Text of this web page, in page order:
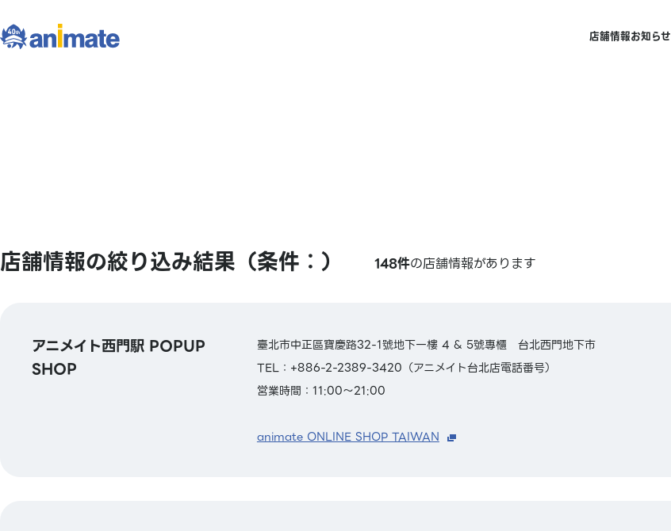
店舗情報お知らせ
店舗情報の絞り込み結果（条件：） 148件の店舗情報があります
アニメイト西門駅 POPUP
SHOP
臺北市中正區寶慶路32-1號地下一樓 4 & 5號專櫃 台北西門地下市
TEL：+886-2-2389-3420（アニメイト台北店電話番号）
営業時間：11:00～21:00
animate ONLINE SHOP TAIWAN